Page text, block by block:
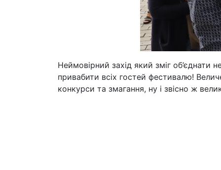
Неймовірний захід який зміг об’єднати
привабити всіх гостей фестивалю!
конкурси та змагання, ну і звісно ж